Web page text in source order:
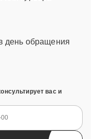
день обращения
вас и